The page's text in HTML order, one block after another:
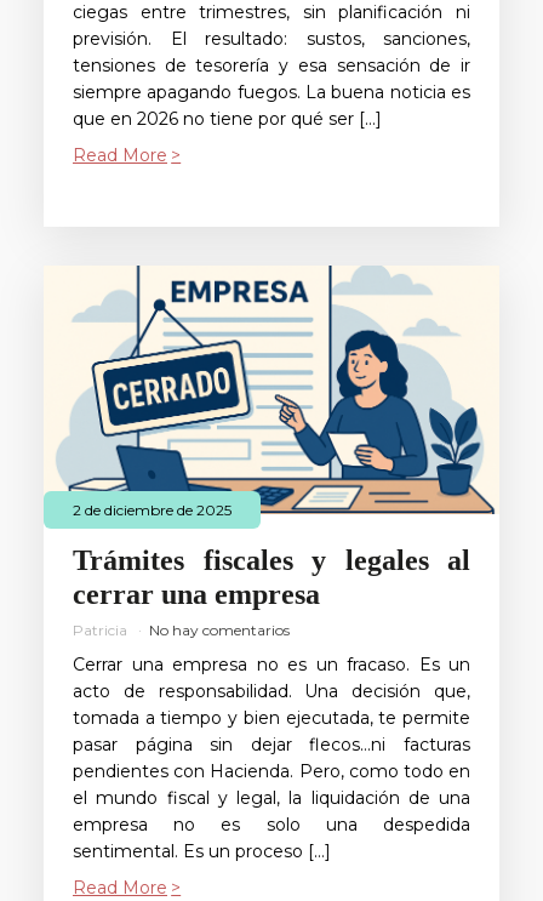
ciegas entre trimestres, sin planificación ni
previsión. El resultado: sustos, sanciones,
tensiones de tesorería y esa sensación de ir
siempre apagando fuegos. La buena noticia es
que en 2026 no tiene por qué ser […]
Read More
2 de diciembre de 2025
Trámites fiscales y legales al
cerrar una empresa
Patricia No hay comentarios
Cerrar una empresa no es un fracaso. Es un
acto de responsabilidad. Una decisión que,
tomada a tiempo y bien ejecutada, te permite
pasar página sin dejar flecos…ni facturas
pendientes con Hacienda. Pero, como todo en
el mundo fiscal y legal, la liquidación de una
empresa no es solo una despedida
sentimental. Es un proceso […]
Read More